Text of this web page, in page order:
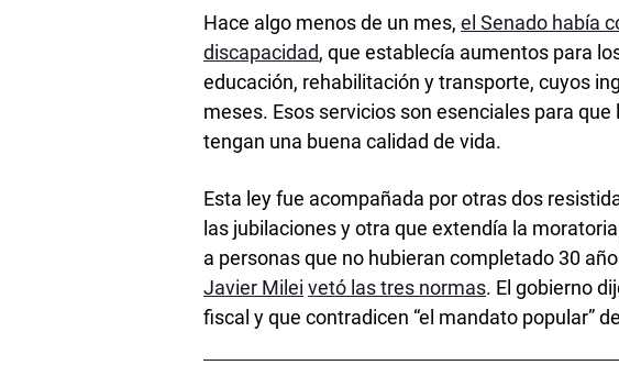
Hace algo menos de un mes,el Senado había
discapacidad, que establecía aumentos para
educación, rehabilitación y transporte, cuyos
meses. Esos servicios son esenciales para
tengan una buena calidad de vida.
Esta ley fue acompañada por otras dos
las jubilaciones y otra que extendía la
a personas que no hubieran completado 30
Javier Milei vetó las tres normas. El gobierno
fiscal y que contradicen “el mandato popular”